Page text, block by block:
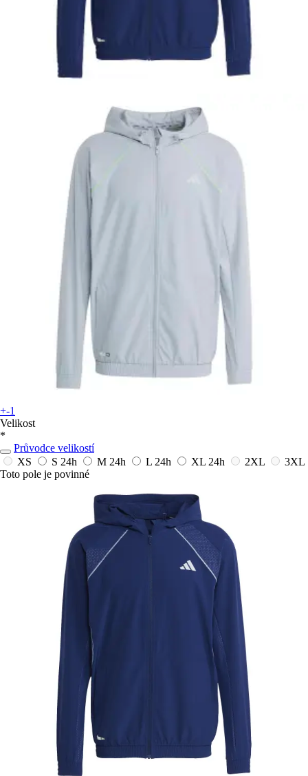
+-1
Velikost
*
Průvodce velikostí
XS
S 24h M 24h L 24h XL 24h 2XL
3XL
Toto pole je povinné